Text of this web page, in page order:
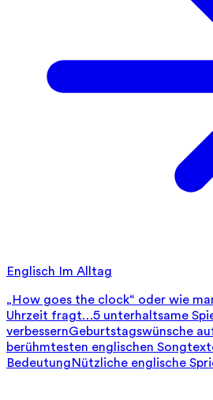
Englisch Im Alltag
„How goes the clock“ oder wie
Uhrzeit fragt…5 unterhaltsame
verbessernGeburtstagswünsche
berühmtesten englischen
BedeutungNützliche englische